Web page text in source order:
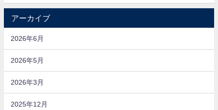
アーカイブ
2026年6月
2026年5月
2026年3月
2025年12月